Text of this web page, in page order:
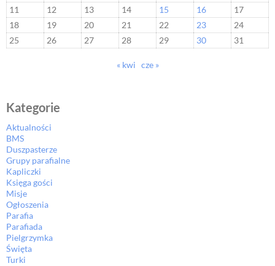
11
12 13 14 15 16
17
18
19 20 21 22 23
24
25
26 27 28 29 30 31
« kwi cze »
Kategorie
Aktualności
BMS
Duszpasterze
Grupy parafialne
Kapliczki
Księga gości
Misje
Ogłoszenia
Parafia
Parafiada
Pielgrzymka
Święta
Turki